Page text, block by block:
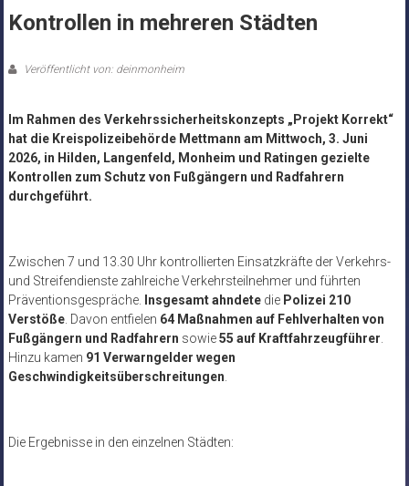
Kontrollen in mehreren Städten
Veröffentlicht von: deinmonheim
Im Rahmen des Verkehrssicherheitskonzepts „Projekt Korrekt“
hat die Kreispolizeibehörde Mettmann am Mittwoch, 3. Juni
2026, in Hilden, Langenfeld, Monheim und Ratingen gezielte
Kontrollen zum Schutz von Fußgängern und Radfahrern
durchgeführt.
Zwischen 7 und 13.30 Uhr kontrollierten Einsatzkräfte der Verkehrs-
und Streifendienste zahlreiche Verkehrsteilnehmer und führten
Präventionsgespräche.
Insgesamt ahndetedie Polizei 210
Verstöße. Davon entfielen 64 Maßnahmen auf Fehlverhalten von
Fußgängern und Radfahrern sowie55 auf Kraftfahrzeugführer
Hinzu kamen 91 Verwarngelder wegen
Geschwindigkeitsüberschreitungen
Die Ergebnisse in den einzelnen Städten: